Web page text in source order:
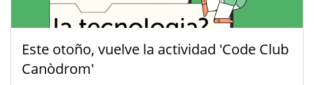
Este otoño, vuelve la actividad 'Code Club
Canòdrom'